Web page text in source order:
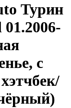
Турин
с